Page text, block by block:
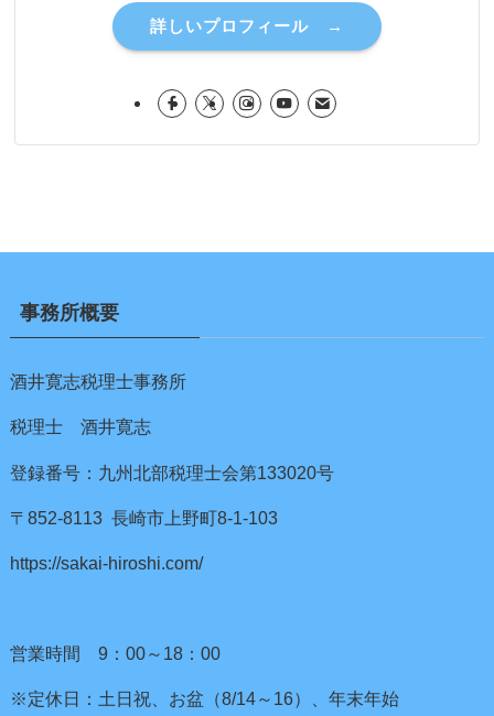
詳しいプロフィール →
事務所概要
酒井寛志税理士事務所
税理士 酒井寛志
登録番号：九州北部税理士会第133020号
〒852-8113 長崎市上野町8-1-103
https://sakai-hiroshi.com/
営業時間 9：00～18：00
※定休日：土日祝、お盆（8/14～16）、年末年始